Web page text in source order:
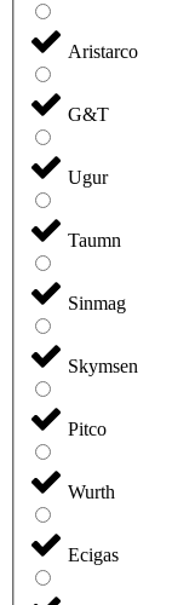
Aristarco
G&T
Ugur
Taumn
Sinmag
Skymsen
Pitco
Wurth
Ecigas